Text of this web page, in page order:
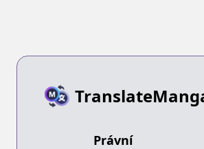
Právní